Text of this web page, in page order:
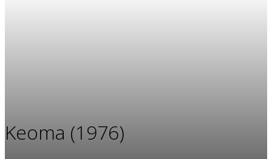
Keoma (1976)